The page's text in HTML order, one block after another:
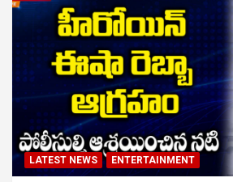
LATEST NEWS ENTERTAINMENT